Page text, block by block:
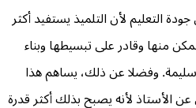
التعليم لأن التلميذ يستفيد أكثر
منها وقادر على تبسيطها وبناء
سليمة. وفضلا عن ذلك، يساهم هذا
الأستاذ لأنه يصبح بذلك أكثر قدرة